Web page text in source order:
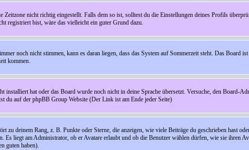
nicht richtig eingestellt. Falls dem so ist, solltest du die Einstellungen deines Profils
registriert bist, wäre das vielleicht ein guter Grund dazu.
noch nicht stimmen, kann es daran liegen, dass das System auf Sommerzeit steht. Das Board
kommen.
hat oder das Board wurde noch nicht in deine Sprache übersetzt. Versuche, den Board-
du auf der phpBB Group Website (Der Link ist am Ende jeder Seite)
zu deinem Rang, z. B. Punkte oder Sterne, die anzeigen, wie viele Beiträge du geschrieben hast
liegt am Administrator, ob er Avatare erlaubt und ob die Benutzer wählen dürfen, wie sie ihren
guten haben).